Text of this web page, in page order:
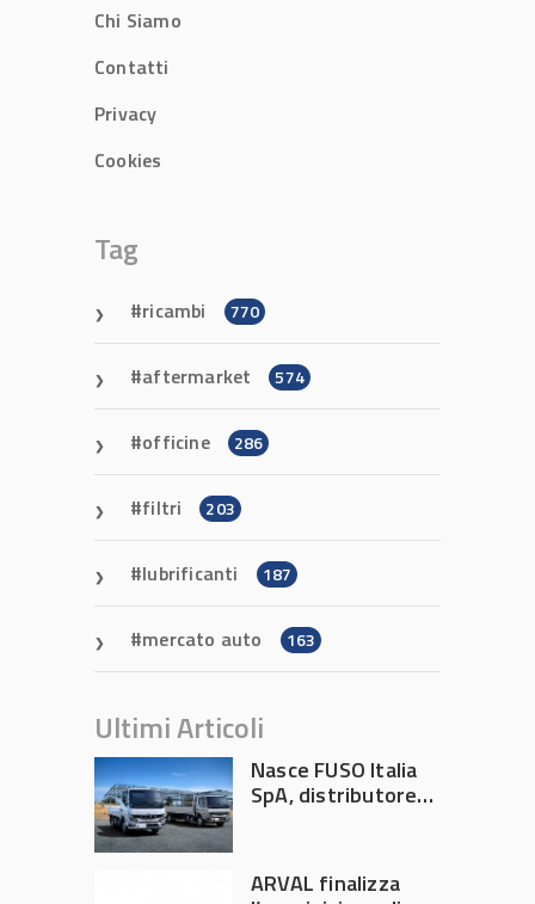
Chi Siamo
Contatti
Privacy
Cookies
Tag
ricambi 770
aftermarket 574
officine 286
filtri 203
lubrificanti 187
mercato auto 163
Ultimi Articoli
Nasce FUSO Italia
SpA, distributore
ARVAL finalizza